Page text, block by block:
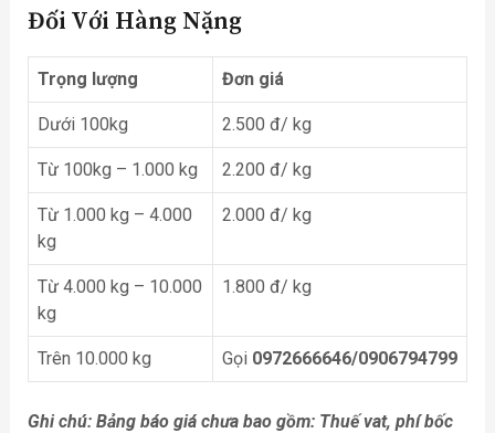
Đối Với Hàng Nặng
Trọng lượng Đơn giá
Dưới 100kg 2.500 đ/ kg
Từ 100kg – 1.000 kg 2.200 đ/ kg
Từ 1.000 kg – 4.000
kg
2.000 đ/ kg
Từ 4.000 kg – 10.000
kg
1.800 đ/ kg
Trên 10.000 kg Gọi 0972666646/0906794799
Ghi chú: Bảng báo giá chưa bao gồm: Thuế vat, phí bốc